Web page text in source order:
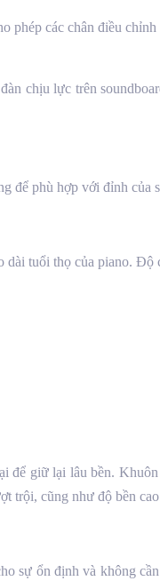
các chân điều
chịu lực trên
để phù hợp với đỉnh của
dài tuổi thọ của piano.
giữ lại lâu bền.
trội, cũng như độ bền
sự ổn định và không